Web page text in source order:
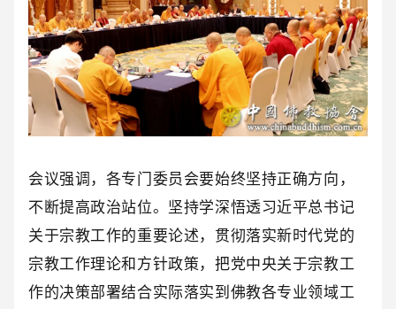
会议强调，各专门委员会要始终坚持正确方向，
不断提高政治站位。坚持学深悟透习近平总书记
关于宗教工作的重要论述，贯彻落实新时代党的
宗教工作理论和方针政策，把党中央关于宗教工
作的决策部署结合实际落实到佛教各专业领域工